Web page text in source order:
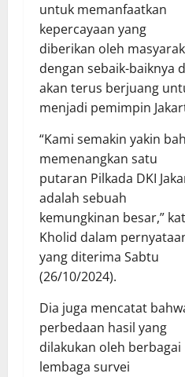
untuk memanfaatkan
kepercayaan yang
diberikan oleh
dengan sebaik-baiknya
akan terus berjuang
menjadi pemimpin
“Kami semakin yakin
memenangkan satu
putaran Pilkada DKI
adalah sebuah
kemungkinan besar,”
Kholid dalam
yang diterima Sabtu
(26/10/2024).
Dia juga mencatat
perbedaan hasil yang
dilakukan oleh berbagai
lembaga survei